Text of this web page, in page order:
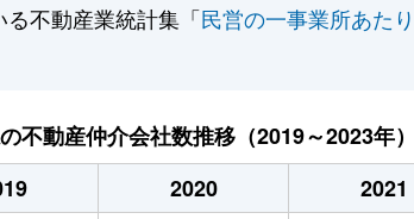
不動産業統計集「民営の一事業所あた
不動産仲介会社数推移（2019～2023年）
2020 2021